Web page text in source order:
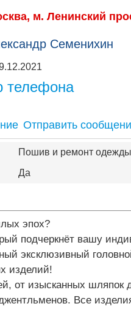
м. Ленинский
Семенихин
с 09.12.2021
телефона
Отправить
Пошив и ремонт одежды
Да
эпох?
подчеркнёт вашу
эксклюзивный
изделий!
от изысканных шляпок
Все